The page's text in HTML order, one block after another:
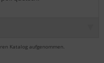
Katalog aufgenommen.